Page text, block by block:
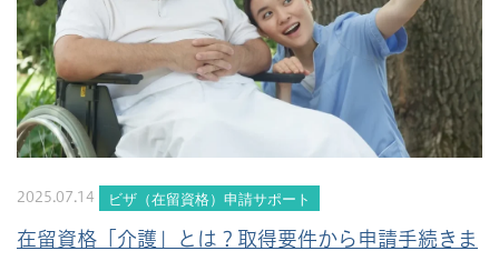
2025.07.14 ビザ（在留資格）申請サポート
在留資格「介護」とは？取得要件から申請手続きま